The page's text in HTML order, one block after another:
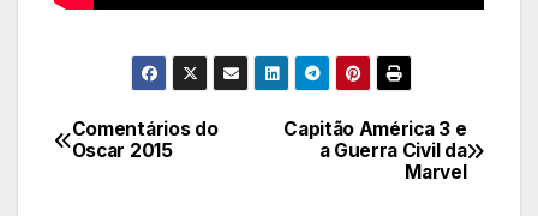
Navegação
Capitão América 3 e
a Guerra Civil da
Marvel
Comentários do
Oscar 2015